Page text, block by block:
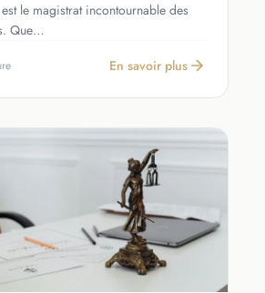
est le magistrat incontournable des
Que…
En savoir plus